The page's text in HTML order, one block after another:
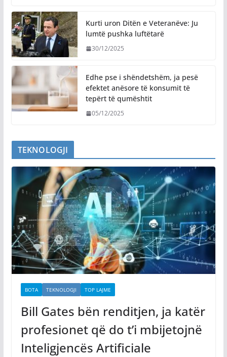
Kurti uron Ditën e Veteranëve: Ju
lumtë pushka luftëtarë
30/12/2025
Edhe pse i shëndetshëm, ja pesë
efektet anësore të konsumit të
tepërt të qumështit
05/12/2025
TEKNOLOGJI
BOTA TEKNOLOGJI TOP LAJME
Bill Gates bën renditjen, ja katër
profesionet që do t’i mbijetojnë
Inteligjencës Artificiale